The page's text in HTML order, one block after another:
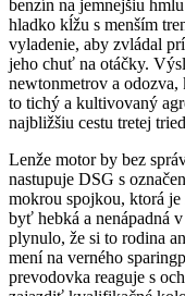
benzín na jemnejšiu
hladko kĺžu s menším
vyladenie, aby zvládal
jeho chuť na otáčky.
newtonmetrov a odozva,
to tichý a kultivovaný
najbližšiu cestu tretej
Lenže motor by bez
nastupuje DSG s
mokrou spojkou, ktorá
byť hebká a nenápadná
plynulo, že si to rodina
mení na verného
prevodovka reaguje s